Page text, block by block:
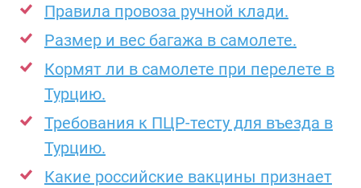
Правила провоза ручной клади.
Размер и вес багажа в самолете.
Кормят ли в самолете при перелете в
Турцию.
Требования к ПЦР-тесту для въезда в
Турцию.
Какие российские вакцины признает